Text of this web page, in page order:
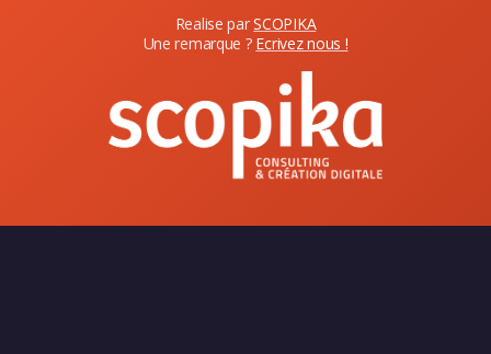
Realise parSCOPIKA
Une remarque ? Ecrivez nous !